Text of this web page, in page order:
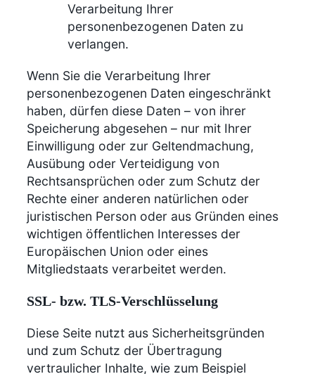
Verarbeitung Ihrer
personenbezogenen Daten zu
verlangen.
Wenn Sie die Verarbeitung Ihrer
personenbezogenen Daten eingeschränkt
haben, dürfen diese Daten – von ihrer
Speicherung abgesehen – nur mit Ihrer
Einwilligung oder zur Geltendmachung,
Ausübung oder Verteidigung von
Rechtsansprüchen oder zum Schutz der
Rechte einer anderen natürlichen oder
juristischen Person oder aus Gründen eines
wichtigen öffentlichen Interesses der
Europäischen Union oder eines
Mitgliedstaats verarbeitet werden.
SSL- bzw. TLS-Verschlüsselung
Diese Seite nutzt aus Sicherheitsgründen
und zum Schutz der Übertragung
vertraulicher Inhalte, wie zum Beispiel